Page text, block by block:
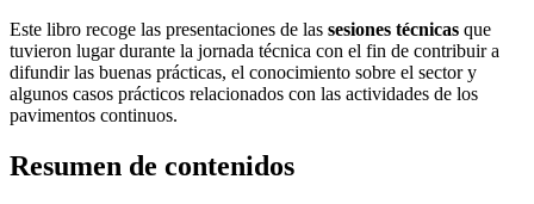
Este libro recoge las presentaciones de las sesiones técnicas que
tuvieron lugar durante la jornada técnica con el fin de contribuir a
difundir las buenas prácticas, el conocimiento sobre el sector y
algunos casos prácticos relacionados con las actividades de los
pavimentos continuos.
Resumen de contenidos